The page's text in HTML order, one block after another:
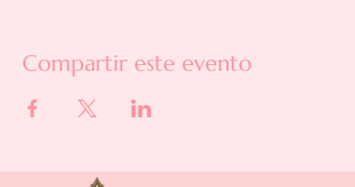
Compartir este evento